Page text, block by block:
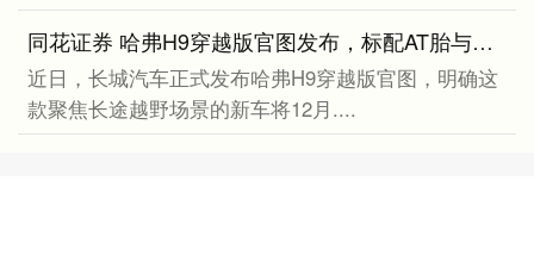
同花证券 哈弗H9穿越版官图发布，标配AT胎与三把差速锁，搭2.4T柴油动力
近日，长城汽车正式发布哈弗H9穿越版官图，明确这
款聚焦长途越野场景的新车将12月....